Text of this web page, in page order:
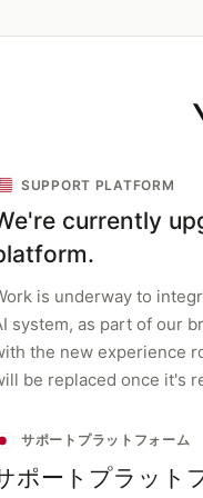
SUPPORT PLATFORM
currently
is underway to
system, as part of our
the new experience
be replaced once it's
サポートプラットフォーム
ポートプラット